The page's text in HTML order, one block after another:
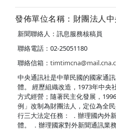
發佈單位名稱：財團法人
新聞聯絡人：訊息服務核稿員
聯絡電話：02-25051180
聯絡信箱：
中央通訊社是中華民國的國家通
體。 經歷組織改造，1973年中央
方式經營；隨著民主化發展，
例」改制為財團法人，定位為全
行三大法定任務： ．辦理國內外
體。 ．辦理國家對外新聞通訊業